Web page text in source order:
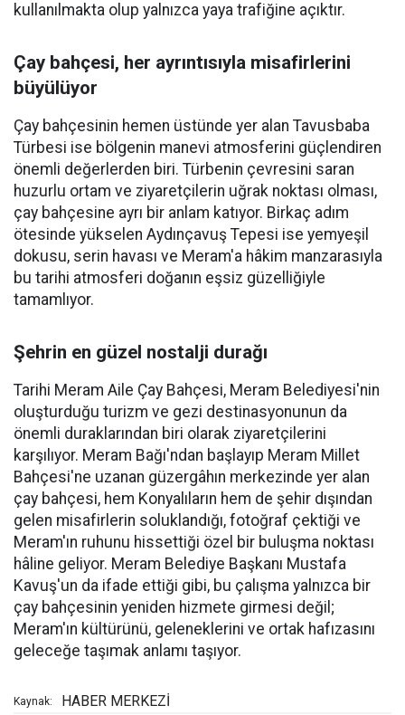
kullanılmakta olup yalnızca yaya trafiğine açıktır.
Çay bahçesi, her ayrıntısıyla misafirlerini
büyülüyor
Çay bahçesinin hemen üstünde yer alan Tavusbaba
Türbesi ise bölgenin manevi atmosferini güçlendiren
önemli değerlerden biri. Türbenin çevresini saran
huzurlu ortam ve ziyaretçilerin uğrak noktası olması,
çay bahçesine ayrı bir anlam katıyor. Birkaç adım
ötesinde yükselen Aydınçavuş Tepesi ise yemyeşil
dokusu, serin havası ve Meram'a hâkim manzarasıyla
bu tarihi atmosferi doğanın eşsiz güzelliğiyle
tamamlıyor.
Şehrin en güzel nostalji durağı
Tarihi Meram Aile Çay Bahçesi, Meram Belediyesi'nin
oluşturduğu turizm ve gezi destinasyonunun da
önemli duraklarından biri olarak ziyaretçilerini
karşılıyor. Meram Bağı'ndan başlayıp Meram Millet
Bahçesi'ne uzanan güzergâhın merkezinde yer alan
çay bahçesi, hem Konyalıların hem de şehir dışından
gelen misafirlerin soluklandığı, fotoğraf çektiği ve
Meram'ın ruhunu hissettiği özel bir buluşma noktası
hâline geliyor. Meram Belediye Başkanı Mustafa
Kavuş'un da ifade ettiği gibi, bu çalışma yalnızca bir
çay bahçesinin yeniden hizmete girmesi değil;
Meram'ın kültürünü, geleneklerini ve ortak hafızasını
geleceğe taşımak anlamı taşıyor.
Kaynak: HABER MERKEZİ